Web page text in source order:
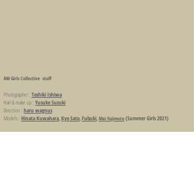
AW Girls Collective stuff
Photographer : Toshiki Ishiwa
Hair & make up : Yusuke Suzuki
Direction : haru wagnus
Models : Hinata Kuwahara,Kyo Sato,Fubuki,Mai Fujimoto(Summer Girls 2021)